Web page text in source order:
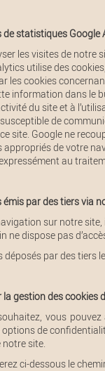
de statistiques Google
les visites de notre
utilise des
les cookies
information dans le
du site et à
de
ce site. Google ne
appropriés de votre
au
émis par des tiers via
sur notre
ne dispose pas
déposés par des tiers
gestion des cookies
vous
de
notre site.
ci-dessous le